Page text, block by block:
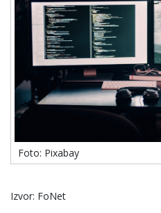
Foto: Pixabay
Izvor: FoNet